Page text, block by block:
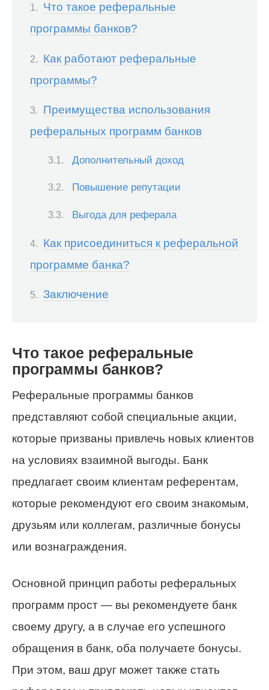
Что такое реферальные
программы банков?
Как работают реферальные
программы?
Преимущества использования
реферальных программ банков
Дополнительный доход
Повышение репутации
Выгода для реферала
Как присоединиться к реферальной
программе банка?
Заключение
Что такое реферальные
программы банков?
Реферальные программы банков
представляют собой специальные акции,
которые призваны привлечь новых клиентов
на условиях взаимной выгоды. Банк
предлагает своим клиентам референтам,
которые рекомендуют его своим знакомым,
друзьям или коллегам, различные бонусы
или вознаграждения.
Основной принцип работы реферальных
программ прост — вы рекомендуете банк
своему другу, а в случае его успешного
обращения в банк, оба получаете бонусы.
При этом, ваш друг может также стать